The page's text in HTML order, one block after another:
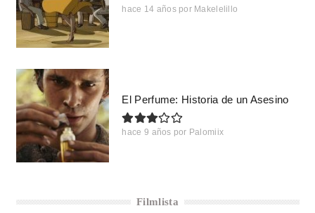
hace 14 años por Makelelillo
El Perfume: Historia de un Asesino
hace 9 años por Palomiix
Filmlista